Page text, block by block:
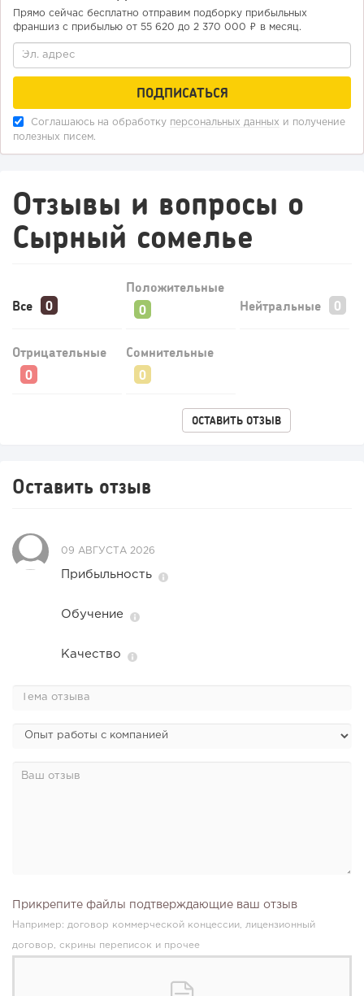
От стартапа за 30 тысяч рублей до бизнеса стоимостью
миллиарды:...
199
Отзыв SSL-сертификатов у банков: как это влияет на
российский...
«Прибыль 20 млн в год, а я ездил на метро»: куда в
интернет-магазине...
Прямо сейчас бесплатно отправим подборку прибыльных
франшиз с прибылью от 55 620 до 2 370 000 ₽ в месяц.
Соглашаюсь на обработку персональных данных и получение
полезных писем.
Отзывы и вопросы о
Сырный сомелье
Все
Положительные
Нейтральные
Отрицательные Сомнительные
ОСТАВИТЬ ОТЗЫВ
Оставить отзыв
09 АВГУСТА 2026
Прибыльность
Обучение
Качество
Прикрепите файлы подтверждающие ваш отзыв
Например: договор коммерческой концессии, лицензионный
договор, скрины переписок и прочее